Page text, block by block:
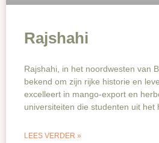
Rajshahi
Rajshahi, in het noordwesten van
bekend om zijn rijke historie en
excelleert in mango-export en
universiteiten die studenten uit het
LEES VERDER »